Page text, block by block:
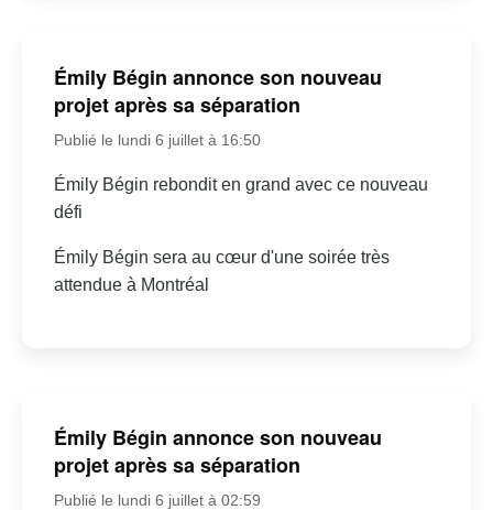
Émily Bégin annonce son nouveau
projet après sa séparation
Publié le lundi 6 juillet à 16:50
Émily Bégin rebondit en grand avec ce nouveau
défi
Émily Bégin sera au cœur d'une soirée très
attendue à Montréal
Émily Bégin annonce son nouveau
projet après sa séparation
Publié le lundi 6 juillet à 02:59